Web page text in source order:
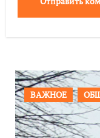
ПРОИСШЕСТВИЯ